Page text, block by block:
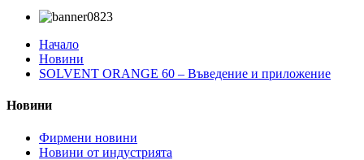
Начало
Новини
SOLVENT ORANGE 60 – Въведение и приложение
Новини
Фирмени новини
Новини от индустрията